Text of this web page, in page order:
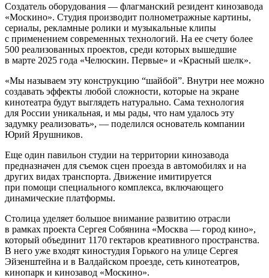
Создатель оборудования — флагманский резидент кинозавода
«Москино». Студия производит полнометражные картины,
сериалы, рекламные ролики и музыкальные клипы
с применением современных технологий. На ее счету более
500 реализованных проектов, среди которых вышедшие
в марте 2025 года «Челюскин. Первые» и «Красный шелк».
«Мы называем эту конструкцию “шайбой”. Внутри нее можно
создавать эффекты любой сложности, которые на экране
кинотеатра будут выглядеть натурально. Сама технология
для России уникальная, и мы рады, что нам удалось эту
задумку реализовать», — поделился основатель компании
Юрий Ярушников.
Еще один павильон студии на территории кинозавода
предназначен для съемок сцен проезда в автомобилях и на
других видах транспорта. Движение имитируется
при помощи специального комплекса, включающего
динамические платформы.
Столица уделяет большое внимание развитию отрасли
в рамках проекта Сергея Собянина «Москва — город кино»,
который объединит 1170 гектаров креативного пространства.
В него уже входят киностудия Горького на улице Сергея
Эйзенштейна и в Валдайском проезде, сеть кинотеатров,
кинопарк и кинозавод «Москино».